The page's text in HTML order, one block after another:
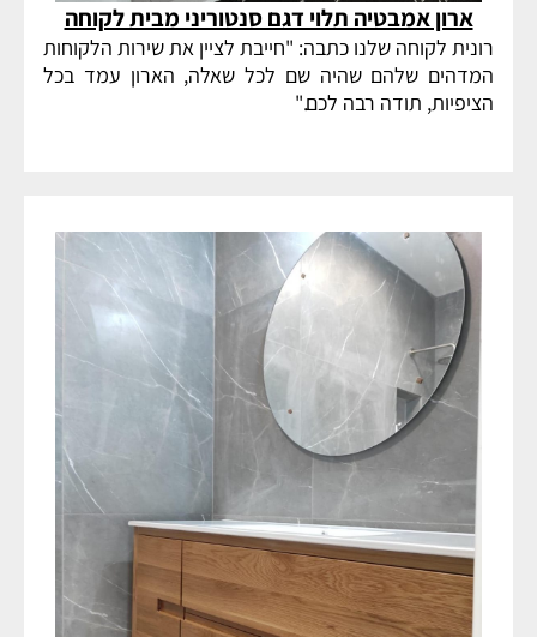
ארון אמבטיה תלוי דגם סנטוריני מבית לקוחה
רונית לקוחה שלנו כתבה: "חייבת לציין את שירות הלקוחות
המדהים שלהם שהיה שם לכל שאלה, הארון עמד בכל
הציפיות, תודה רבה לכם."